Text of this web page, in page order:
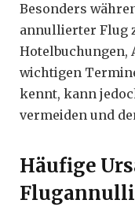
Besonders
annullierter Flug
Hotelbuchungen,
wichtigen
kennt, kann
vermeiden und
Häufige